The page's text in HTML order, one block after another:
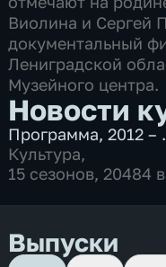
Виолина и Сергей
документальный
Лениградской
Музейного центра.
Новости
Программа,2012 –
Культура,
15 сезонов, 20484
Выпуски